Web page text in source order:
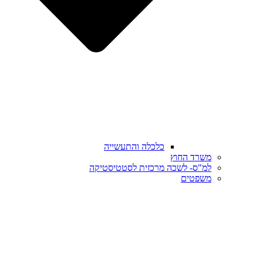
כלכלה והתעשייה
משרד החוץ
למ"ס- לשכה מרכזית לסטטיסטיקה
משפטים